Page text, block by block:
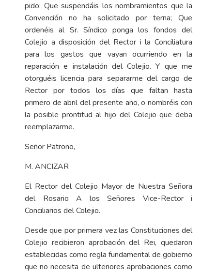
pido: Que suspendáis los nombramientos que la
Convención no ha solicitado por terna; Que
ordenéis al Sr. Síndico ponga los fondos del
Colejio a disposición del Rector i la Conciliatura
para los gastos que vayan ocurriendo en la
reparación e instalación del Colejio. Y que me
otorguéis licencia para separarme del cargo de
Rector por todos los días que faltan hasta
primero de abril del presente año, o nombréis con
la posible prontitud al hijo del Colejio que deba
reemplazarme.
Señor Patrono,
M. ANCIZAR
El Rector del Colejio Mayor de Nuestra Señora
del Rosario A los Señores Vice-Rector i
Conciliarios del Colejio.
Desde que por primera vez las Constituciones del
Colejio recibieron aprobación del Rei, quedaron
establecidas como regla fundamental de gobierno
que no necesita de ulteriores aprobaciones como